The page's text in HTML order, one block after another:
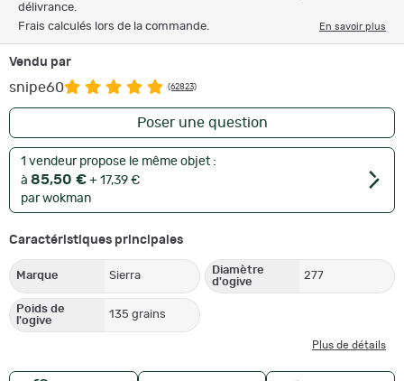
délivrance.
Frais calculés lors de la commande.
En savoir plus
Vendu par
snipe60 (62823)
Poser une question
1 vendeur propose le même objet :
à 85,50 € + 17,39 €
par wokman
Caractéristiques principales
Marque Sierra
Diamètre
d'ogive
277
Poids de
l'ogive
135 grains
Plus de détails